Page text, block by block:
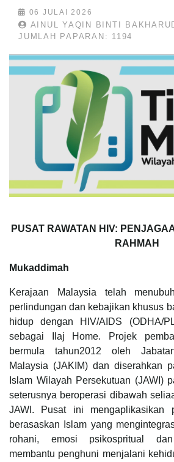
06 JULAI 2026
AINUL YAQIN BINTI
JUMLAH PAPARAN: 1194
PUSAT RAWATAN HIV:
RAHMAH
Mukaddimah
Kerajaan Malaysia telah
perlindungan dan kebajikan khusus
hidup dengan HIV/AIDS (ODHA/
sebagai Ilaj Home. Projek
bermula tahun2012 oleh
Malaysia (JAKIM) dan diserahkan
Islam Wilayah Persekutuan (JAWI)
seterusnya beroperasi dibawah
JAWI. Pusat ini mengaplikasikan
berasaskan Islam yang
rohani, emosi psikospritual
membantu penghuni menjalani